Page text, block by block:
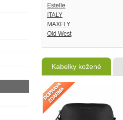
Estelle
ITALY
MAXFLY
Old West
Kabelky kožené